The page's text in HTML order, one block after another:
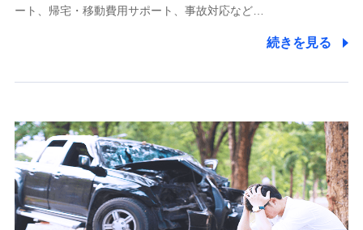
11.マイカー通勤管理クラウド並びに法人向けASPサー
をお送りするため
分析するため
当社の対応品質向上やお問い合わせ内容の正確な把握のため
個人情報保護管理者の職名、連絡先
株式会社ドコモ・インシュアランス 営業部長
〒103-0013 東京都中央区日本橋人形町2-14-10 アーバン
ネット日本橋ビル 3F
ート、帰宅・移動費用サポート、事故対応など…
続きを見る